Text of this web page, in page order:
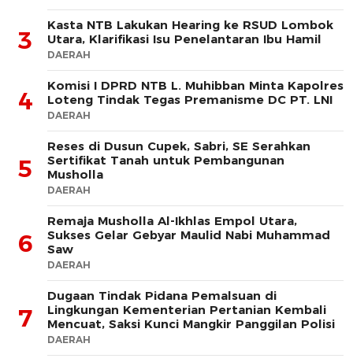
3
Kasta NTB Lakukan Hearing ke RSUD Lombok
Utara, Klarifikasi Isu Penelantaran Ibu Hamil
DAERAH
4
Komisi I DPRD NTB L. Muhibban Minta Kapolres
Loteng Tindak Tegas Premanisme DC PT. LNI
DAERAH
5
Reses di Dusun Cupek, Sabri, SE Serahkan
Sertifikat Tanah untuk Pembangunan
Musholla
DAERAH
6
Remaja Musholla Al-Ikhlas Empol Utara,
Sukses Gelar Gebyar Maulid Nabi Muhammad
Saw
DAERAH
7
Dugaan Tindak Pidana Pemalsuan di
Lingkungan Kementerian Pertanian Kembali
Mencuat, Saksi Kunci Mangkir Panggilan Polisi
DAERAH